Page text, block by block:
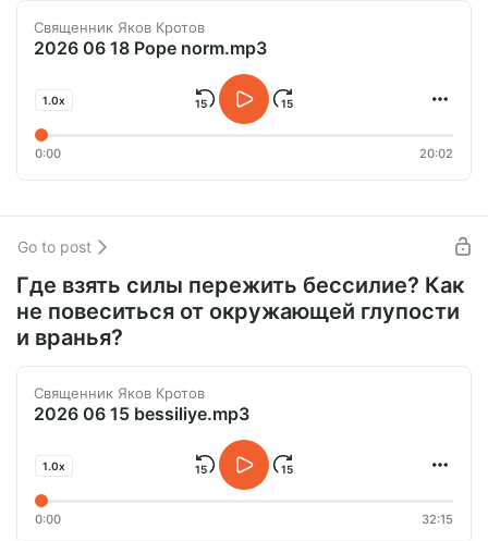
Священник Яков Кротов
2026 06 18 Pope norm.mp3
1.0x
0:00 20:02
Go to post
Где взять силы пережить бессилие? Как
не повеситься от окружающей глупости
и вранья?
Священник Яков Кротов
2026 06 15 bessiliye.mp3
1.0x
0:00 32:15